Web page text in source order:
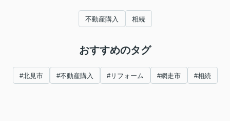
不動産購入 相続
おすすめのタグ
#北見市 #不動産購入 #リフォーム #網走市 #相続